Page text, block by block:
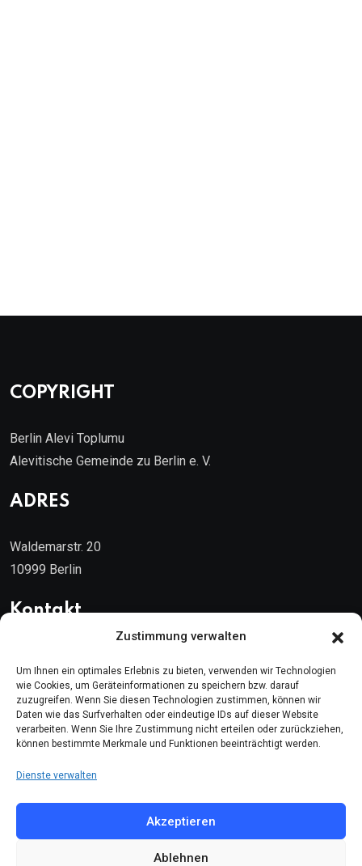
Zustimmung verwalten
Um Ihnen ein optimales Erlebnis zu bieten, verwenden wir Technologien
wie Cookies, um Geräteinformationen zu speichern bzw. darauf
zuzugreifen. Wenn Sie diesen Technologien zustimmen, können wir
Daten wie das Surfverhalten oder eindeutige IDs auf dieser Website
verarbeiten. Wenn Sie Ihre Zustimmung nicht erteilen oder zurückziehen,
können bestimmte Merkmale und Funktionen beeinträchtigt werden.
Dienste verwalten
Akzeptieren
Ablehnen
COPYRIGHT
Berlin Alevi Toplumu
Alevitische Gemeinde zu Berlin e. V.
ADRES
Waldemarstr. 20
10999 Berlin
Kontakt
Faks : (030) 616 58 395
E-Posta: cemevi@alevi.org
Künye